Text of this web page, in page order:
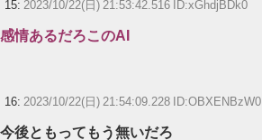
15: 2023/10/22(日) 21:53:42.516 ID:xGhdjBDk0
感情あるだろこのAI
16: 2023/10/22(日) 21:54:09.228 ID:OBXENBzW0
今後ともってもう無いだろ